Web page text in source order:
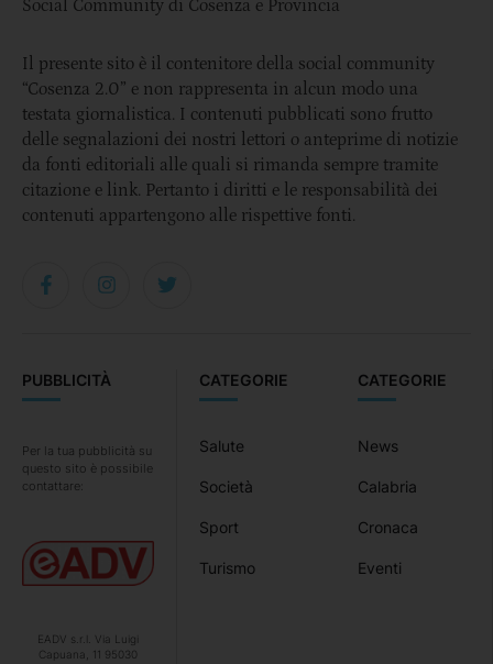
CATEGORIE
News
Calabria
Cronaca
Eventi
CATEGORIE
Salute
Società
Sport
Turismo
PUBBLICITÀ
Per la tua pubblicità su
questo sito è possibile
contattare:
EADV s.r.l. Via Luigi
Capuana, 11 95030
Social Community di Cosenza e Provincia
Il presente sito è il contenitore della social community
“Cosenza 2.0” e non rappresenta in alcun modo una
testata giornalistica. I contenuti pubblicati sono frutto
delle segnalazioni dei nostri lettori o anteprime di notizie
da fonti editoriali alle quali si rimanda sempre tramite
citazione e link. Pertanto i diritti e le responsabilità dei
contenuti appartengono alle rispettive fonti.